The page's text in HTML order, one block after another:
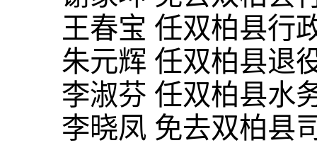
王春宝 任双柏县行
朱元辉 任双柏县退
李淑芬 任双柏县水
李晓凤 免去双柏县